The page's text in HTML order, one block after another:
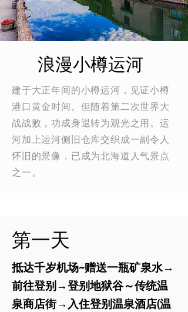
浪漫小樽运河
建于大正年间的小樽运河，见证小樽
港口黄金时间。但随着第二次世界大
战战败，功成身退转为观光之用。运
河加上运河侧旧仓库交织成一副令人
怀旧的景像，已成为北海道人气景点
之一。
​第一天
抵达千岁机场~赠送一瓶矿泉水→
前往登别→登别地狱谷～传统温
泉商店街→入住登别温泉酒店(温